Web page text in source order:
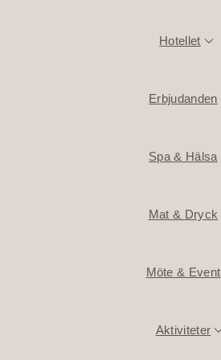
Hotellet
Erbjudanden
Spa & Hälsa
Mat & Dryck
Möte & Event
Aktiviteter